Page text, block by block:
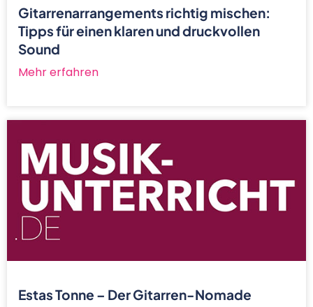
Gitarrenarrangements richtig mischen:
Tipps für einen klaren und druckvollen
Sound
Mehr erfahren
Estas Tonne – Der Gitarren-Nomade